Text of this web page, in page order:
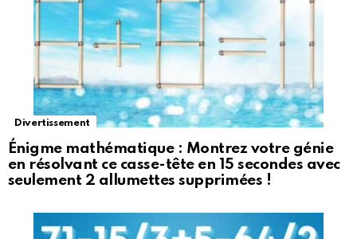
Divertissement
Énigme mathématique : Montrez votre génie
en résolvant ce casse-tête en 15 secondes avec
seulement 2 allumettes supprimées !